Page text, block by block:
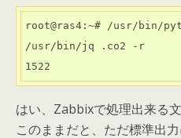
root@ras4:~# /usr/bin/
/usr/bin/jq .co2 -r
1522
はい、Zabbixで処理出来る
このままだと、ただ標準出